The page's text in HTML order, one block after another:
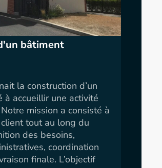
bâtiment
la construction d’un
à accueillir une activité
mission a consisté à
tout au long du
des besoins,
coordination
finale. L’objectif